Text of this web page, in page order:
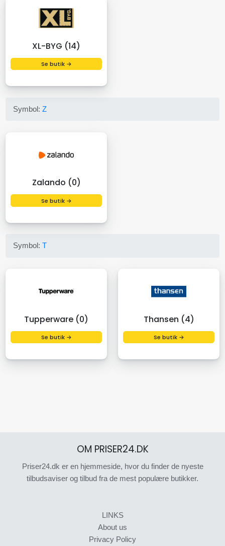
XL-BYG (14)
Se butik →
Symbol:Z
Zalando (0)
Se butik →
Symbol:T
Tupperware (0)
Se butik →
Thansen (4)
Se butik →
OM PRISER24.DK
Priser24.dk er en hjemmeside, hvor du finder de nyeste
tilbudsaviser og tilbud fra de mest populære butikker.
LINKS
About us
Privacy Policy